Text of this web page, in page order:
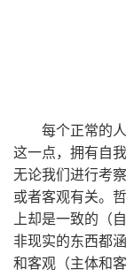
每个正常的
这一点，拥有自
无论我们进行考
或者客观有关。
上却是一致的（
非现实的东西都
和客观（主体和